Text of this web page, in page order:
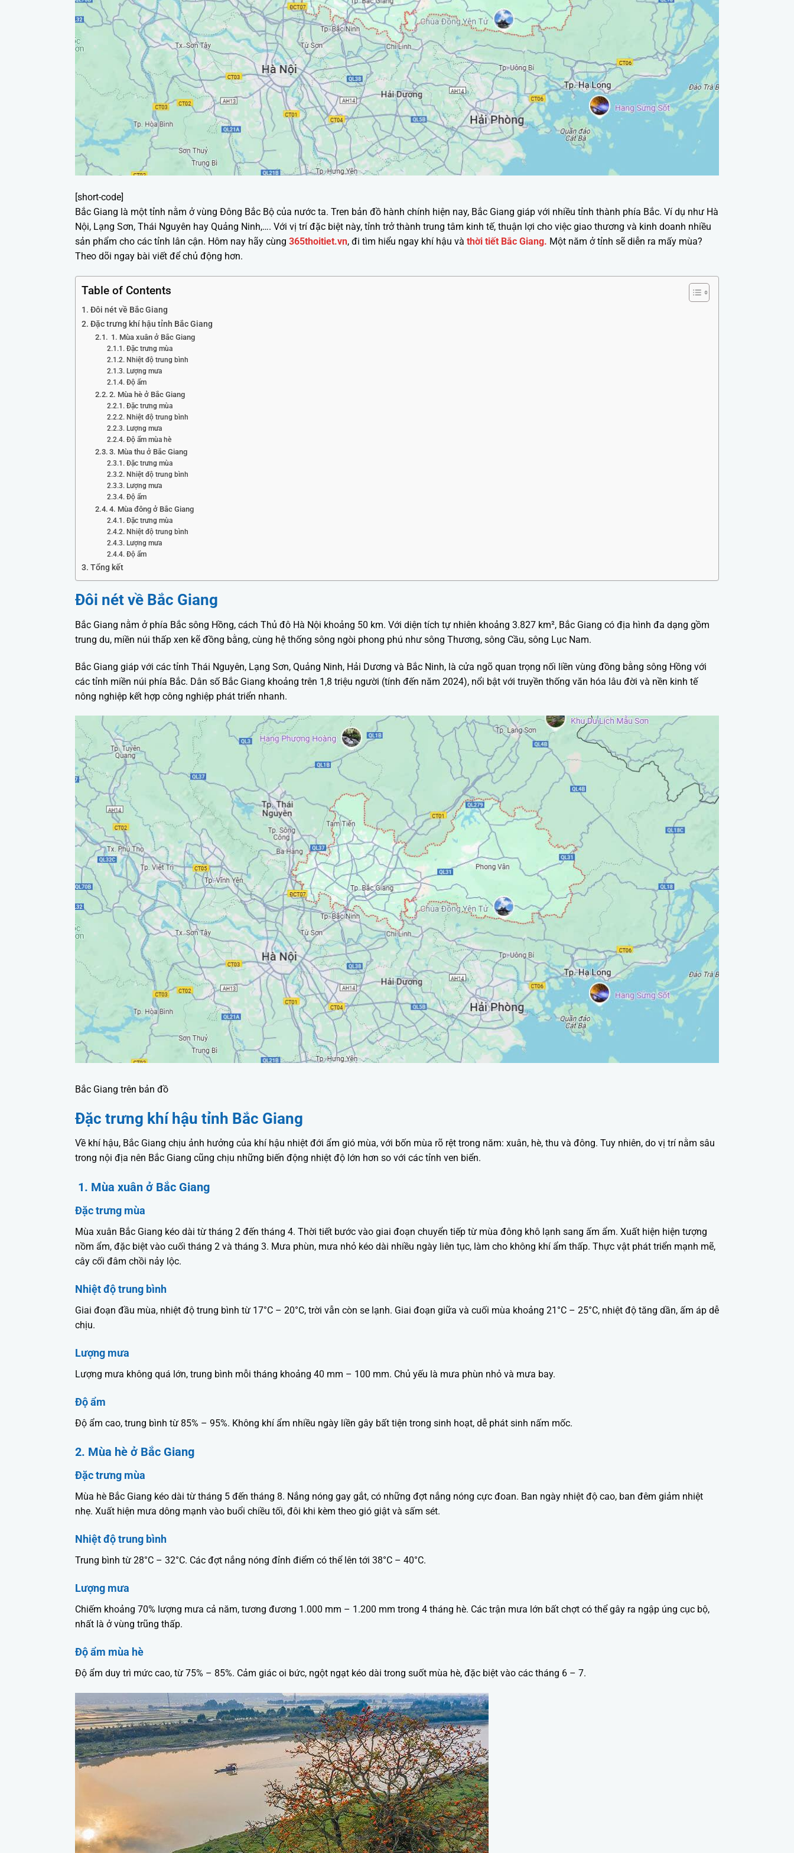
[short-code]
Bắc Giang là một tỉnh nằm ở vùng Đông Bắc Bộ của nước ta. Tren bản đồ hành chính hiện nay, Bắc Giang giáp với nhiều tỉnh thành phía Bắc. Ví dụ như Hà
Nội, Lạng Sơn, Thái Nguyên hay Quảng Ninh,…. Với vị trí đặc biệt này, tỉnh trở thành trung tâm kinh tế, thuận lợi cho việc giao thương và kinh doanh nhiều
sản phẩm cho các tỉnh lân cận. Hôm nay hãy cùng 365thoitiet.vn, đi tìm hiểu ngay khí hậu và thời tiết Bắc Giang. Một năm ở tỉnh sẽ diễn ra mấy mùa?
Theo dõi ngay bài viết để chủ động hơn.
Table of Contents
Đôi nét về Bắc Giang
Đặc trưng khí hậu tỉnh Bắc Giang
1. Mùa xuân ở Bắc Giang
Đặc trưng mùa
Nhiệt độ trung bình
Lượng mưa
Độ ẩm
2. Mùa hè ở Bắc Giang
Đặc trưng mùa
Nhiệt độ trung bình
Lượng mưa
Độ ẩm mùa hè
3. Mùa thu ở Bắc Giang
Đặc trưng mùa
Nhiệt độ trung bình
Lượng mưa
Độ ẩm
4. Mùa đông ở Bắc Giang
Đặc trưng mùa
Nhiệt độ trung bình
Lượng mưa
Độ ẩm
Tổng kết
Đôi nét về Bắc Giang
Bắc Giang nằm ở phía Bắc sông Hồng, cách Thủ đô Hà Nội khoảng 50 km. Với diện tích tự nhiên khoảng 3.827 km², Bắc Giang có địa hình đa dạng gồm
trung du, miền núi thấp xen kẽ đồng bằng, cùng hệ thống sông ngòi phong phú như sông Thương, sông Cầu, sông Lục Nam.
Bắc Giang giáp với các tỉnh Thái Nguyên, Lạng Sơn, Quảng Ninh, Hải Dương và Bắc Ninh, là cửa ngõ quan trọng nối liền vùng đồng bằng sông Hồng với
các tỉnh miền núi phía Bắc. Dân số Bắc Giang khoảng trên 1,8 triệu người (tính đến năm 2024), nổi bật với truyền thống văn hóa lâu đời và nền kinh tế
nông nghiệp kết hợp công nghiệp phát triển nhanh.
Bắc Giang trên bản đồ
Đặc trưng khí hậu tỉnh Bắc Giang
Về khí hậu, Bắc Giang chịu ảnh hưởng của khí hậu nhiệt đới ẩm gió mùa, với bốn mùa rõ rệt trong năm: xuân, hè, thu và đông. Tuy nhiên, do vị trí nằm sâu
trong nội địa nên Bắc Giang cũng chịu những biến động nhiệt độ lớn hơn so với các tỉnh ven biển.
1. Mùa xuân ở Bắc Giang
Đặc trưng mùa
Mùa xuân Bắc Giang kéo dài từ tháng 2 đến tháng 4. Thời tiết bước vào giai đoạn chuyển tiếp từ mùa đông khô lạnh sang ấm ẩm. Xuất hiện hiện tượng
nồm ẩm, đặc biệt vào cuối tháng 2 và tháng 3. Mưa phùn, mưa nhỏ kéo dài nhiều ngày liên tục, làm cho không khí ẩm thấp. Thực vật phát triển mạnh mẽ,
cây cối đâm chồi nảy lộc.
Nhiệt độ trung bình
Giai đoạn đầu mùa, nhiệt độ trung bình từ 17°C – 20°C, trời vẫn còn se lạnh. Giai đoạn giữa và cuối mùa khoảng 21°C – 25°C, nhiệt độ tăng dần, ấm áp dễ
chịu.
Lượng mưa
Lượng mưa không quá lớn, trung bình mỗi tháng khoảng 40 mm – 100 mm. Chủ yếu là mưa phùn nhỏ và mưa bay.
Độ ẩm
Độ ẩm cao, trung bình từ 85% – 95%. Không khí ẩm nhiều ngày liền gây bất tiện trong sinh hoạt, dễ phát sinh nấm mốc.
2. Mùa hè ở Bắc Giang
Đặc trưng mùa
Mùa hè Bắc Giang kéo dài từ tháng 5 đến tháng 8. Nắng nóng gay gắt, có những đợt nắng nóng cực đoan. Ban ngày nhiệt độ cao, ban đêm giảm nhiệt
nhẹ. Xuất hiện mưa dông mạnh vào buổi chiều tối, đôi khi kèm theo gió giật và sấm sét.
Nhiệt độ trung bình
Trung bình từ 28°C – 32°C. Các đợt nắng nóng đỉnh điểm có thể lên tới 38°C – 40°C.
Lượng mưa
Chiếm khoảng 70% lượng mưa cả năm, tương đương 1.000 mm – 1.200 mm trong 4 tháng hè. Các trận mưa lớn bất chợt có thể gây ra ngập úng cục bộ,
nhất là ở vùng trũng thấp.
Độ ẩm mùa hè
Độ ẩm duy trì mức cao, từ 75% – 85%. Cảm giác oi bức, ngột ngạt kéo dài trong suốt mùa hè, đặc biệt vào các tháng 6 – 7.